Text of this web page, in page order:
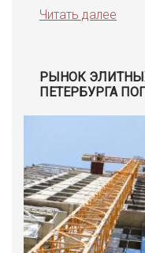
Читать далее
РЫНОК
ПЕТЕРБУРГА